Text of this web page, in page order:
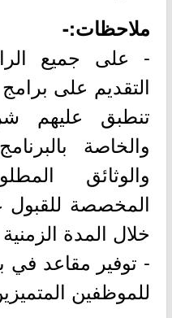
ملاحظات:-
- على جميع
التقديم على
تنطبق عليهم
والخاصة
والوثائق
المخصصة للقبول
خلال المدة
- توفير مقاعد في
للموظفين